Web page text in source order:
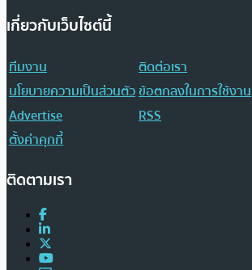
เกี่ยวกับเว็บไซต์นี้
ทีมงาน
ติดต่อเรา
นโยบายความเป็นส่วนตัวข้อตกลงในการใช้งาน
Advertise
RSS
ตั้งค่าคุกกี้
ติดตามเรา